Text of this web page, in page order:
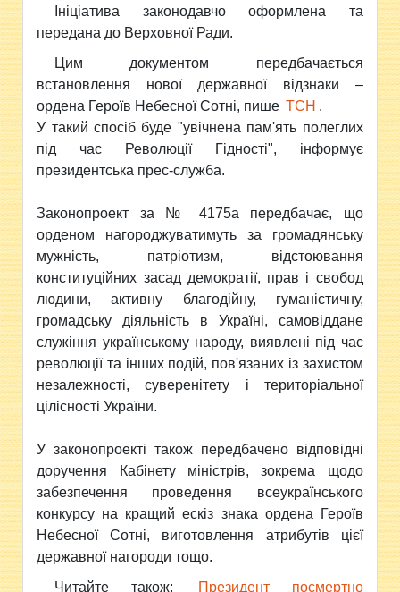
Ініціатива законодавчо оформлена та
передана до Верховної Ради.
Цим документом передбачається
встановлення нової державної відзнаки –
ордена Героїв Небесної Сотні, пише ТСН .
У такий спосіб буде "увічнена пам'ять полеглих
під час Революції Гідності", інформує
президентська прес-служба.
Законопроект за № 4175а передбачає, що
орденом нагороджуватимуть за громадянську
мужність, патріотизм, відстоювання
конституційних засад демократії, прав і свобод
людини, активну благодійну, гуманістичну,
громадську діяльність в Україні, самовіддане
служіння українському народу, виявлені під час
революції та інших подій, пов'язаних із захистом
незалежності, суверенітету і територіальної
цілісності України.
У законопроекті також передбачено відповідні
доручення Кабінету міністрів, зокрема щодо
забезпечення проведення всеукраїнського
конкурсу на кращий ескіз знака ордена Героїв
Небесної Сотні, виготовлення атрибутів цієї
державної нагороди тощо.
Читайте також:
Президент посмертно